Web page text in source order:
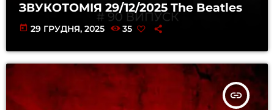
ЗВУКОТОМІЯ 29/12/2025 The Beatles
today 29 ГРУДНЯ, 2025 35
insert_link